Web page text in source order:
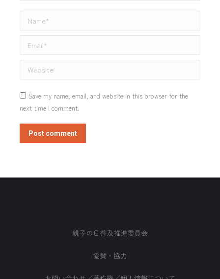
Name *
Email *
Website
Save my name, email, and website in this browser for the
next time I comment.
Post comment
親子の日普及推進委員会
協賛・協力